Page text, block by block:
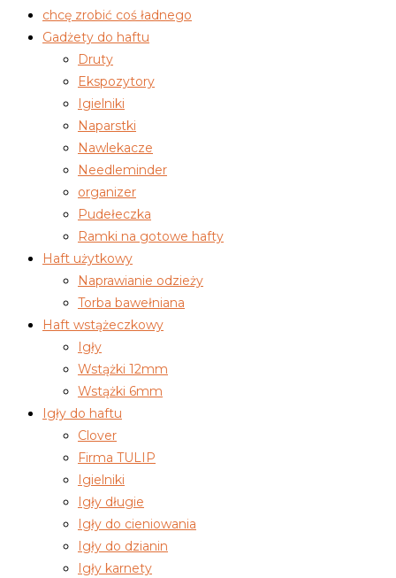
chcę zrobić coś ładnego
Gadżety do haftu
Druty
Ekspozytory
Igielniki
Naparstki
Nawlekacze
Needleminder
organizer
Pudełeczka
Ramki na gotowe hafty
Haft użytkowy
Naprawianie odzieży
Torba bawełniana
Haft wstążeczkowy
Igły
Wstążki 12mm
Wstążki 6mm
Igły do haftu
Clover
Firma TULIP
Igielniki
Igły długie
Igły do cieniowania
Igły do dzianin
Igły karnety